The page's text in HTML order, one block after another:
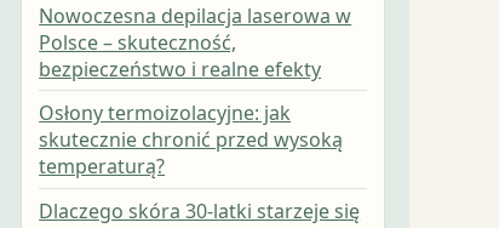
Nowoczesna depilacja laserowa w
Polsce – skuteczność,
bezpieczeństwo i realne efekty
Osłony termoizolacyjne: jak
skutecznie chronić przed wysoką
temperaturą?
Dlaczego skóra 30-latki starzeje się